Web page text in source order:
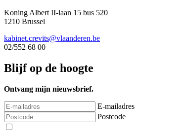
Koning Albert II-laan 15 bus 520
1210 Brussel
kabinet.crevits@vlaanderen.be
02/552 68 00
Blijf op de hoogte
Ontvang mijn nieuwsbrief.
E-mailadres
Postcode